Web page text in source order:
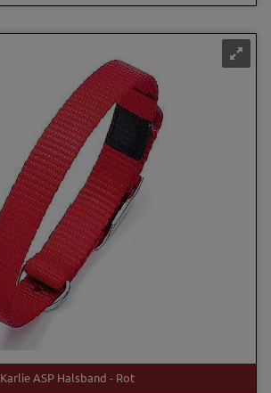
Karlie ASP Halsband - Rot